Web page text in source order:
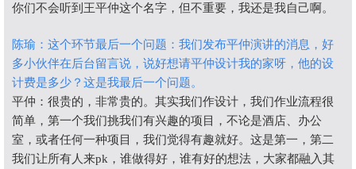
你们不会听到王平仲这个名字，但不重要，我还是我自己啊。
陈瑜：这个环节最后一个问题：我们发布平仲演讲的消息，好
多小伙伴在后台留言说，说好想请平仲设计我的家呀，他的设
计费是多少？这是我最后一个问题。
平仲：很贵的，非常贵的。其实我们作设计，我们作业流程很
简单，第一个我们挑我们有兴趣的项目，不论是酒店、办公
室，或者任何一种项目，我们觉得有趣就好。这是第一，第二
我们让所有人来pk，谁做得好，谁有好的想法，大家都融入其